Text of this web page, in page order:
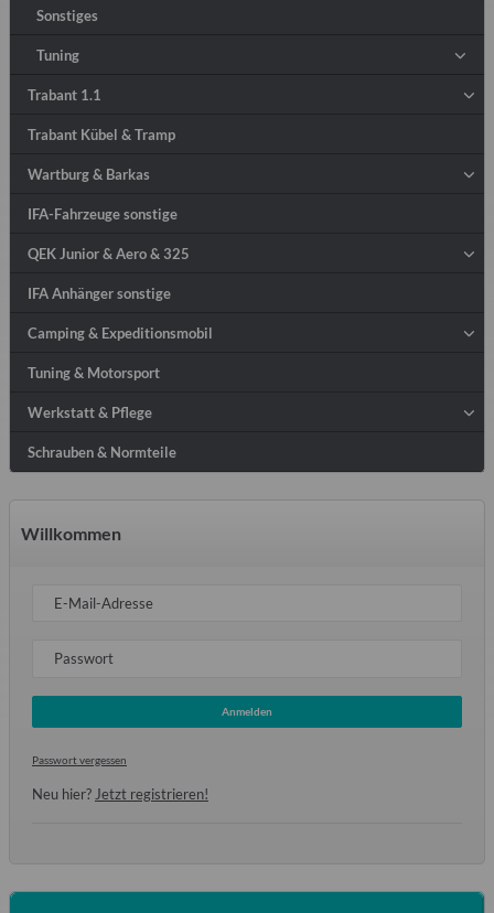
Sonstiges
Tuning
Trabant 1.1
Trabant Kübel & Tramp
Wartburg & Barkas
IFA-Fahrzeuge sonstige
QEK Junior & Aero & 325
IFA Anhänger sonstige
Camping & Expeditionsmobil
Tuning & Motorsport
Werkstatt & Pflege
Schrauben & Normteile
Willkommen
E-Mail-Adresse
Passwort
Anmelden
Passwort vergessen
Neu hier? Jetzt registrieren!